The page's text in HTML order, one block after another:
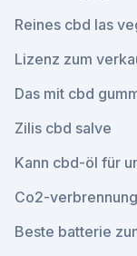
Reines cbd las
Lizenz zum
Das mit cbd
Zilis cbd salve
Kann cbd-öl für
Co2-
Beste batterie